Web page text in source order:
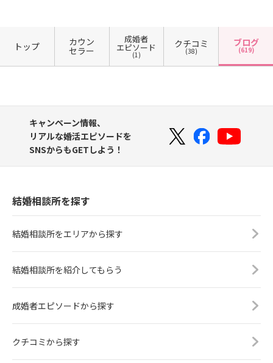
トップ カウン
セラー
成婚者
エピソード
(1)
クチコミ
(38)
ブログ
(619)
キャンペーン情報、
リアルな婚活エピソードを
SNSからもGETしよう！
結婚相談所を探す
結婚相談所をエリアから探す
結婚相談所を紹介してもらう
成婚者エピソードから探す
クチコミから探す